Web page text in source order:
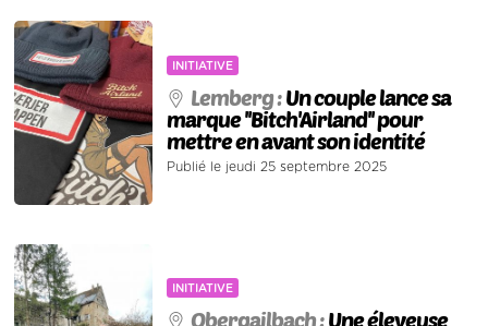
INITIATIVE
Lemberg :Un couple lance sa
marque ''Bitch'Airland'' pour
mettre en avant son identité
Publié le jeudi 25 septembre 2025
INITIATIVE
Obergailbach :Une éleveuse